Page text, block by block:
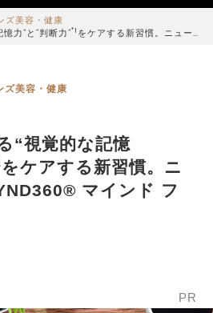
ズ美容・健康
力”と“判断力”*1 をケアする新習慣。ニュー…
ズ美容・健康
“視覚的な記憶
をケアする新習慣。ニ
マインド フ
PR